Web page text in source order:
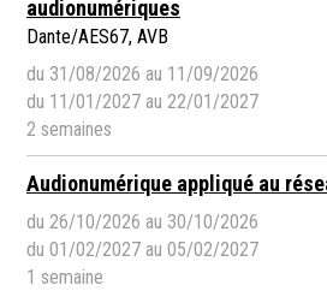
audionumériques
Dante/AES67, AVB
du 31/08/2026 au 11/09/2026
du 11/01/2027 au 22/01/2027
2 semaines
Audionumérique appliqué au
du 26/10/2026 au 30/10/2026
du 01/02/2027 au 05/02/2027
1 semaine